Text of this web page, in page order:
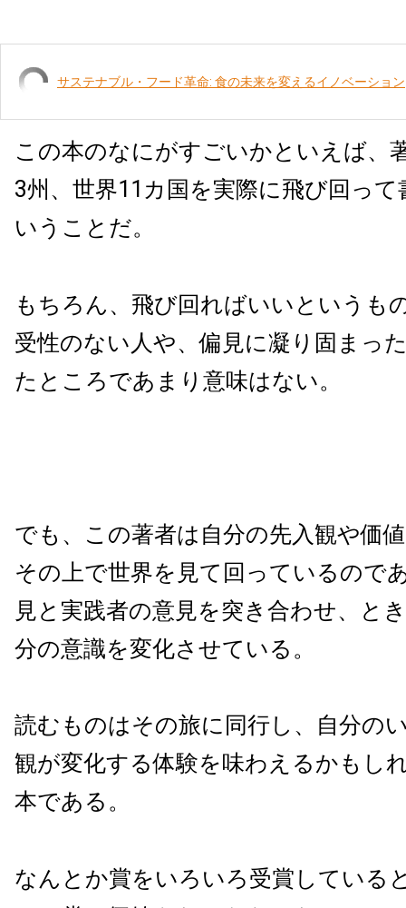
サステナブル・フード革命: 食の未来を変えるイノベーション
この本のなにがすごいかといえば、
3州、世界11カ国を実際に飛び回っ
いうことだ。
もちろん、飛び回ればいいというも
受性のない人や、偏見に凝り固まっ
たところであまり意味はない。
でも、この著者は自分の先入観や価
その上で世界を見て回っているので
見と実践者の意見を突き合わせ、と
分の意識を変化させている。
読むものはその旅に同行し、自分の
観が変化する体験を味わえるかもし
本である。
なんとか賞をいろいろ受賞している